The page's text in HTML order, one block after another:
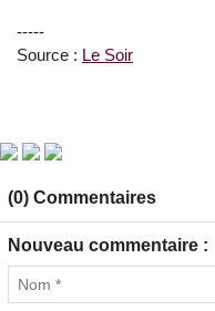
-----
Source : Le Soir
(0) Commentaires
Nouveau commentaire :